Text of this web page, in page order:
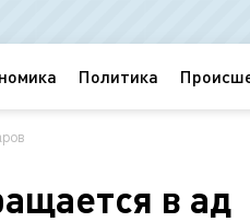
Политика
в ад